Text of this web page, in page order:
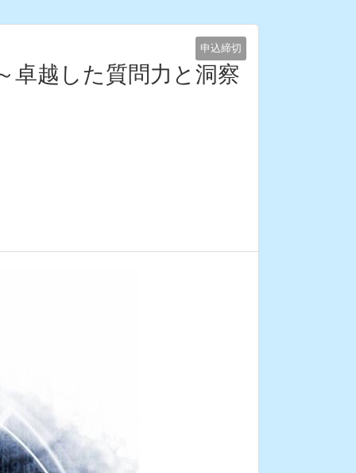
申込締切
越した質問力と洞察